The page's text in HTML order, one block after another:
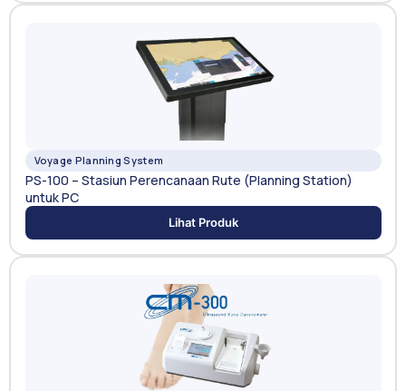
Voyage Planning System
PS-100 – Stasiun Perencanaan Rute (Planning Station)
untuk PC
Lihat Produk